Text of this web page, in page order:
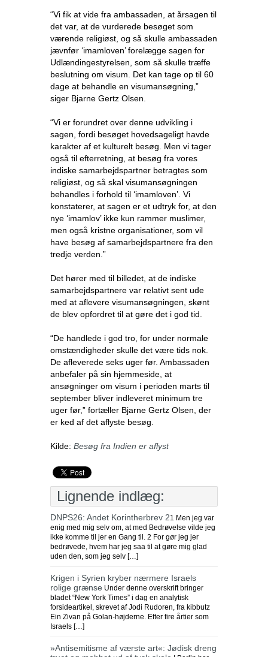
“Vi fik at vide fra ambassaden, at årsagen til
det var, at de vurderede besøget som
værende religiøst, og så skulle ambassaden
jævnfør ‘imamloven’ forelægge sagen for
Udlændingestyrelsen, som så skulle træffe
beslutning om visum. Det kan tage op til 60
dage at behandle en visumansøgning,”
siger Bjarne Gertz Olsen.
“Vi er forundret over denne udvikling i
sagen, fordi besøget hovedsageligt havde
karakter af et kulturelt besøg. Men vi tager
også til efterretning, at besøg fra vores
indiske samarbejdspartner betragtes som
religiøst, og så skal visumansøgningen
behandles i forhold til ‘imamloven’. Vi
konstaterer, at sagen er et udtryk for, at den
nye ‘imamlov’ ikke kun rammer muslimer,
men også kristne organisationer, som vil
have besøg af samarbejdspartnere fra den
tredje verden.”
Det hører med til billedet, at de indiske
samarbejdspartnere var relativt sent ude
med at aflevere visumansøgningen, skønt
de blev opfordret til at gøre det i god tid.
“De handlede i god tro, for under normale
omstændigheder skulle det være tids nok.
De afleverede seks uger før. Ambassaden
anbefaler på sin hjemmeside, at
ansøgninger om visum i perioden marts til
september bliver indleveret minimum tre
uger før,” fortæller Bjarne Gertz Olsen, der
er ked af det aflyste besøg.
Kilde: Besøg fra Indien er aflyst
Lignende indlæg:
DNPS26: Andet Korintherbrev 21 Men jeg var
enig med mig selv om, at med Bedrøvelse vilde jeg
ikke komme til jer en Gang til. 2 For gør jeg jer
bedrøvede, hvem har jeg saa til at gøre mig glad
uden den, som jeg selv […]
Krigen i Syrien kryber nærmere Israels
rolige grænse Under denne overskrift bringer
bladet “New York Times” i dag en analytisk
forsideartikel, skrevet af Jodi Rudoren, fra kibbutz
Ein Zivan på Golan-højderne. Efter fire årtier som
Israels […]
»Antisemitisme af værste art«: Jødisk dreng